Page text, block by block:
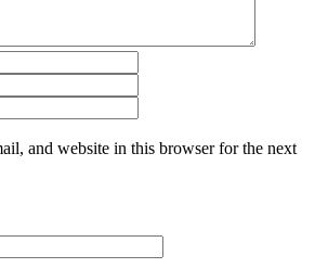
and website in this browser for the next